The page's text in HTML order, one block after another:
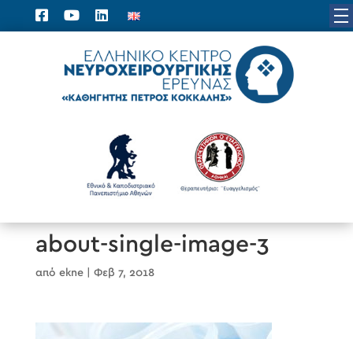
about-single-image-3
από ekne| Φεβ 7, 2018